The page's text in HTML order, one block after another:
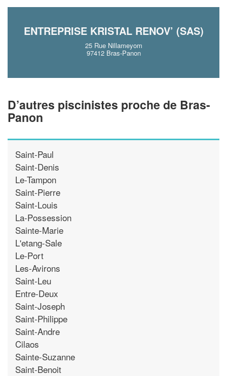
ENTREPRISE KRISTAL RENOV’ (SAS)
25 Rue Nillameyom
97412 Bras-Panon
D’autres piscinistes proche de Bras-
Panon
Saint-Paul
Saint-Denis
Le-Tampon
Saint-Pierre
Saint-Louis
La-Possession
Sainte-Marie
L'etang-Sale
Le-Port
Les-Avirons
Saint-Leu
Entre-Deux
Saint-Joseph
Saint-Philippe
Saint-Andre
Cilaos
Sainte-Suzanne
Saint-Benoit